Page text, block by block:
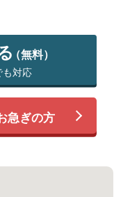
（無料）
対応
急ぎの方